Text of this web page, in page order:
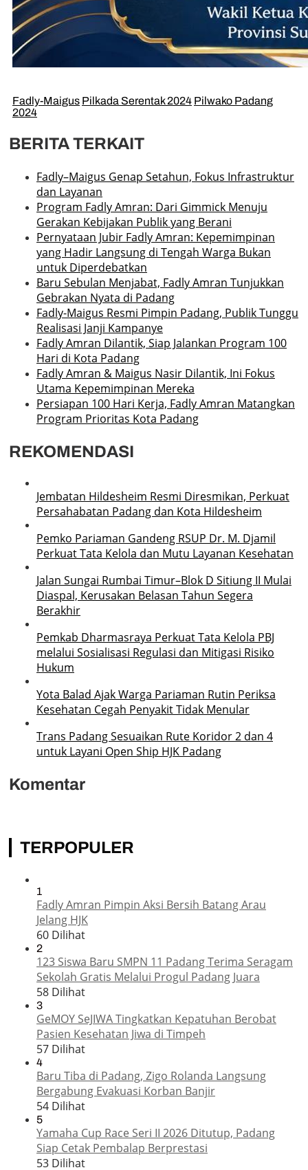
Fadly-Maigus Pilkada Serentak 2024 Pilwako Padang
2024
BERITA TERKAIT
Fadly–Maigus Genap Setahun, Fokus Infrastruktur
dan Layanan
Program Fadly Amran: Dari Gimmick Menuju
Gerakan Kebijakan Publik yang Berani
Pernyataan Jubir Fadly Amran: Kepemimpinan
yang Hadir Langsung di Tengah Warga Bukan
untuk Diperdebatkan
Baru Sebulan Menjabat, Fadly Amran Tunjukkan
Gebrakan Nyata di Padang
Fadly-Maigus Resmi Pimpin Padang, Publik Tunggu
Realisasi Janji Kampanye
Fadly Amran Dilantik, Siap Jalankan Program 100
Hari di Kota Padang
Fadly Amran & Maigus Nasir Dilantik, Ini Fokus
Utama Kepemimpinan Mereka
Persiapan 100 Hari Kerja, Fadly Amran Matangkan
Program Prioritas Kota Padang
REKOMENDASI
Jembatan Hildesheim Resmi Diresmikan, Perkuat
Persahabatan Padang dan Kota Hildesheim
Pemko Pariaman Gandeng RSUP Dr. M. Djamil
Perkuat Tata Kelola dan Mutu Layanan Kesehatan
Jalan Sungai Rumbai Timur–Blok D Sitiung II Mulai
Diaspal, Kerusakan Belasan Tahun Segera
Berakhir
Pemkab Dharmasraya Perkuat Tata Kelola PBJ
melalui Sosialisasi Regulasi dan Mitigasi Risiko
Hukum
Yota Balad Ajak Warga Pariaman Rutin Periksa
Kesehatan Cegah Penyakit Tidak Menular
Trans Padang Sesuaikan Rute Koridor 2 dan 4
untuk Layani Open Ship HJK Padang
Komentar
TERPOPULER
1
Fadly Amran Pimpin Aksi Bersih Batang Arau
Jelang HJK
60 Dilihat
2
123 Siswa Baru SMPN 11 Padang Terima Seragam
Sekolah Gratis Melalui Progul Padang Juara
58 Dilihat
3
GeMOY SeJIWA Tingkatkan Kepatuhan Berobat
Pasien Kesehatan Jiwa di Timpeh
57 Dilihat
4
Baru Tiba di Padang, Zigo Rolanda Langsung
Bergabung Evakuasi Korban Banjir
54 Dilihat
5
Yamaha Cup Race Seri II 2026 Ditutup, Padang
Siap Cetak Pembalap Berprestasi
53 Dilihat